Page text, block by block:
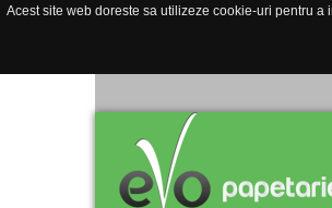
Acest site web doreste sa utilizeze cookie-uri pentru